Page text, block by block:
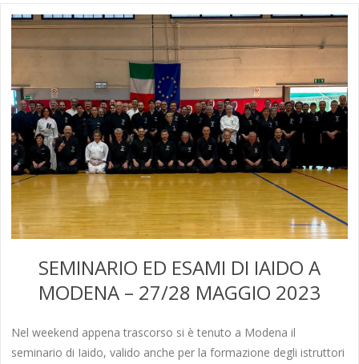
SEMINARIO ED ESAMI DI IAIDO A
MODENA – 27/28 MAGGIO 2023
Nel weekend appena trascorso si è tenuto a Modena il
seminario di Iaido, valido anche per la formazione degli istruttori